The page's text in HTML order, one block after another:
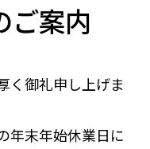
ご案内
く御礼申し上げま
年末年始休業日に